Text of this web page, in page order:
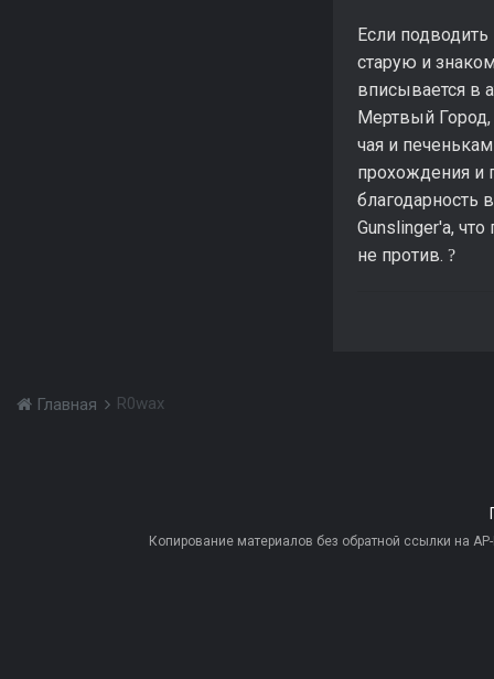
Если
старую и
вписывается в
Мертвый Город,
чая и
прохождения и
благодарность
Gunslinger'a,
не против. ?
Главная R0wax
Копирование материалов без обратной ссылки на